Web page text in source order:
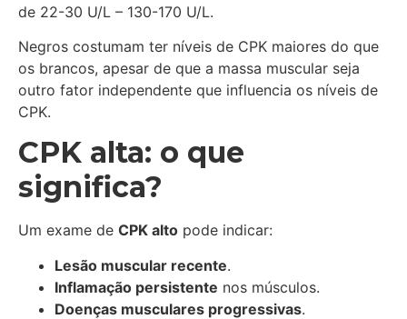
de 22-30 U/L – 130-170 U/L.
Negros costumam ter níveis de CPK maiores do que
os brancos, apesar de que a massa muscular seja
outro fator independente que influencia os níveis de
CPK.
CPK alta: o que
significa?
Um exame de CPK alto pode indicar:
Lesão muscular recente.
Inflamação persistente nos músculos.
Doenças musculares progressivas.